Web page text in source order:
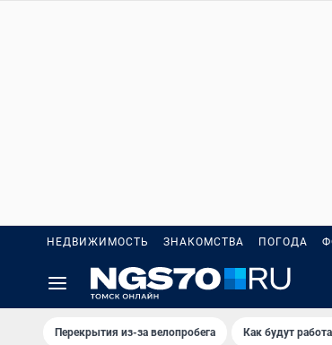
НЕДВИЖИМОСТЬ ЗНАКОМСТВА ПОГОДА
Перекрытия из-за велопробега Как будут